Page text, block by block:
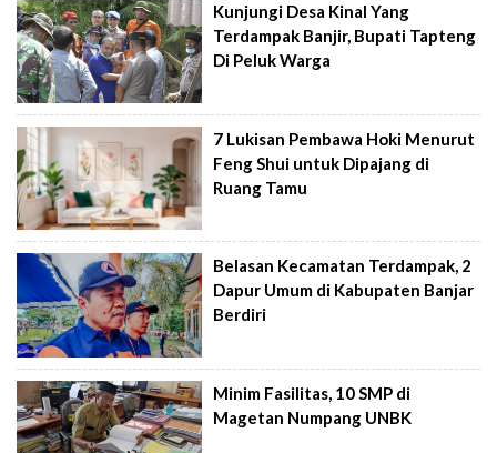
Kunjungi Desa Kinal Yang
Terdampak Banjir, Bupati Tapteng
Di Peluk Warga
7 Lukisan Pembawa Hoki Menurut
Feng Shui untuk Dipajang di
Ruang Tamu
Belasan Kecamatan Terdampak, 2
Dapur Umum di Kabupaten Banjar
Berdiri
Minim Fasilitas, 10 SMP di
Magetan Numpang UNBK